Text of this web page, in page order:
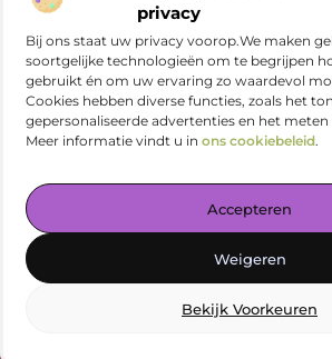
privacy
Bij ons staat uw privacy voorop.We maken
soortgelijke technologieën om te begrijpen
gebruikt én om uw ervaring zo waardevol
Cookies hebben diverse functies, zoals het
gepersonaliseerde advertenties en het
Meer informatie vindt u in ons cookiebeleid.
Accepteren
Weigeren
Bekijk Voorkeuren
— Verdiep je in prikkelende artikelen,
verrassende inzichten. Alles
vandaag met ontdekken op
Onze informatie